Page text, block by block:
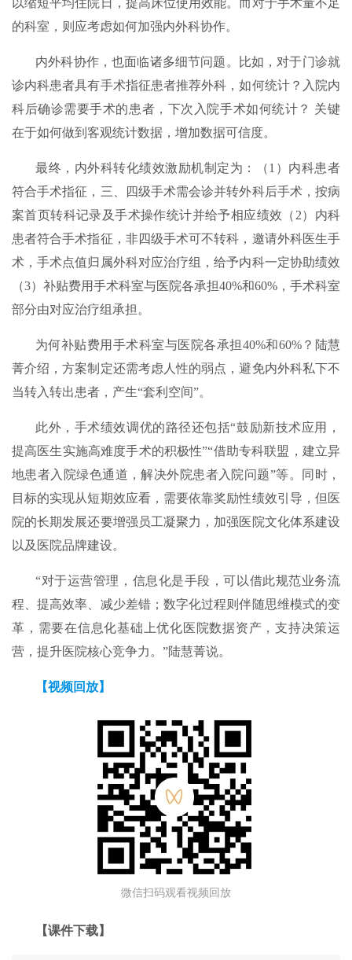
的科室，则应考虑如何加强内外科协作。
内外科协作，也面临诸多细节问题。比如，对于门诊就
诊内科患者具有手术指征患者推荐外科，如何统计？入院内
科后确诊需要手术的患者，下次入院手术如何统计？ 关键
在于如何做到客观统计数据，增加数据可信度。
最终，内外科转化绩效激励机制定为：（1）内科患者
符合手术指征，三、四级手术需会诊并转外科后手术，按病
案首页转科记录及手术操作统计并给予相应绩效（2）内科
患者符合手术指征，非四级手术可不转科，邀请外科医生手
术，手术点值归属外科对应治疗组，给予内科一定协助绩效
（3）补贴费用手术科室与医院各承担40%和60%，手术科室
部分由对应治疗组承担。
为何补贴费用手术科室与医院各承担40%和60%？陆慧
菁介绍，方案制定还需考虑人性的弱点，避免内外科私下不
当转入转出患者，产生“套利空间”。
此外，手术绩效调优的路径还包括“鼓励新技术应用，
提高医生实施高难度手术的积极性”“借助专科联盟，建立异
地患者入院绿色通道，解决外院患者入院问题”等。同时，
目标的实现从短期效应看，需要依靠奖励性绩效引导，但医
院的长期发展还要增强员工凝聚力，加强医院文化体系建设
以及医院品牌建设。
“对于运营管理，信息化是手段，可以借此规范业务流
程、提高效率、减少差错；数字化过程则伴随思维模式的变
革，需要在信息化基础上优化医院数据资产，支持决策运
营，提升医院核心竞争力。”陆慧菁说。
【视频回放】
微信扫码观看视频回放
【课件下载】